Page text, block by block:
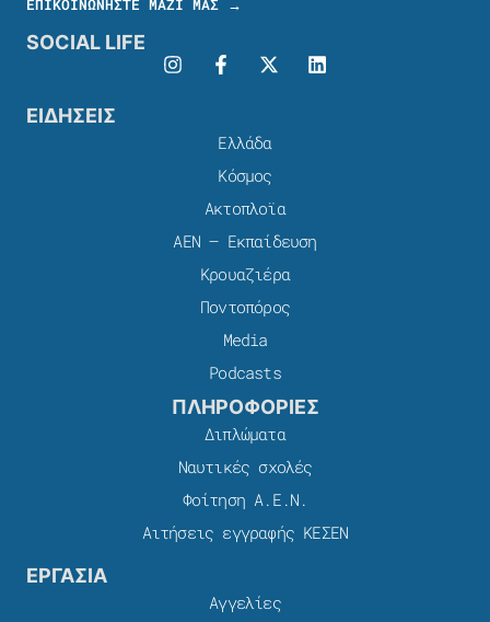
ΕΠΙΚΟΙΝΩΝΗΣΤΕ ΜΑΖΙ ΜΑΣ →
SOCIAL LIFE
ΕΙΔΗΣΕΙΣ
Ελλάδα
Κόσμος
Ακτοπλοϊα
ΑΕΝ – Εκπαίδευση
Κρουαζιέρα
Ποντοπόρος
Media
Podcasts
ΠΛΗΡΟΦΟΡΙΕΣ
Διπλώματα
Ναυτικές σχολές
Φοίτηση Α.Ε.Ν.
Αιτήσεις εγγραφής ΚΕΣΕΝ
ΕΡΓΑΣΙΑ
Αγγελίες